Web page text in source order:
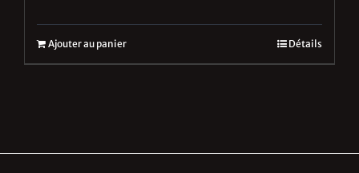
Ajouter au panier Détails